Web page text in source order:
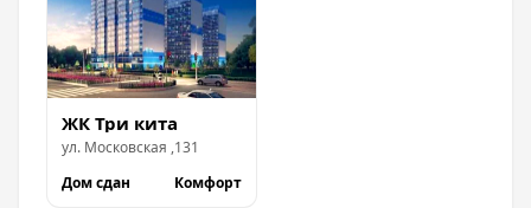
ЖК Три кита
ул. Московская ,131
Дом сдан
Комфорт